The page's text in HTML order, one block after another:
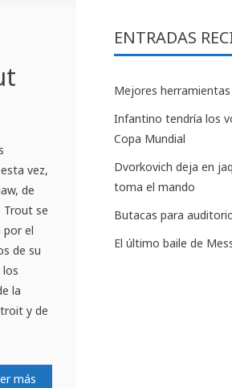
vez,
de
Trout se
por el
de su
la
y de
más
ENTRADAS
Mejores
Infantino tendría los
Copa Mundial
Dvorkovich deja en
toma el mando
Butacas para
El último baile de